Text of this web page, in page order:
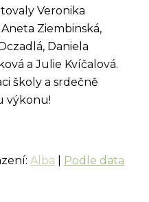
Veronika
Ziembinská,
Daniela
a Julie Kvíčalová.
školy a srdečně
výkonu!
Alba Podle data